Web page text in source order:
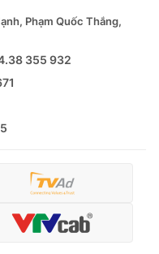
Phạm Quốc Thắng,
355 932